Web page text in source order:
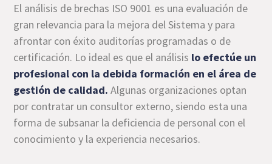
El análisis de brechas ISO 9001 es una evaluación de
gran relevancia para la mejora del Sistema y para
afrontar con éxito auditorías programadas o de
certificación. Lo ideal es que el análisis lo efectúe un
profesional con la debida formación en el área de
gestión de calidad. Algunas organizaciones optan
por contratar un consultor externo, siendo esta una
forma de subsanar la deficiencia de personal con el
conocimiento y la experiencia necesarios.